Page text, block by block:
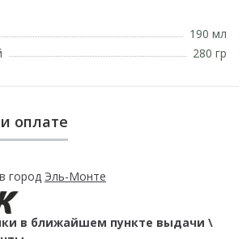
190 мл
280 гр
оплате
город Эль-Монте
в ближайшем пункте выдачи \